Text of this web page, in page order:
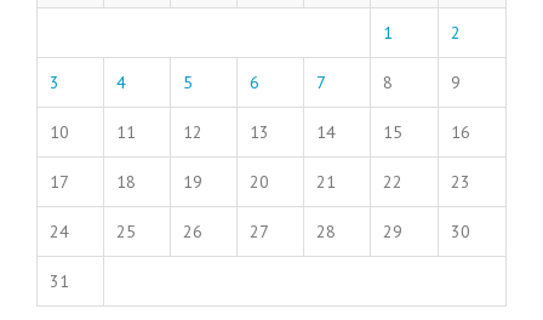
1 2
3 4 5 6 7 8 9
10 11 12 13 14 15 16
17 18 19 20 21 22 23
24 25 26 27 28 29 30
31